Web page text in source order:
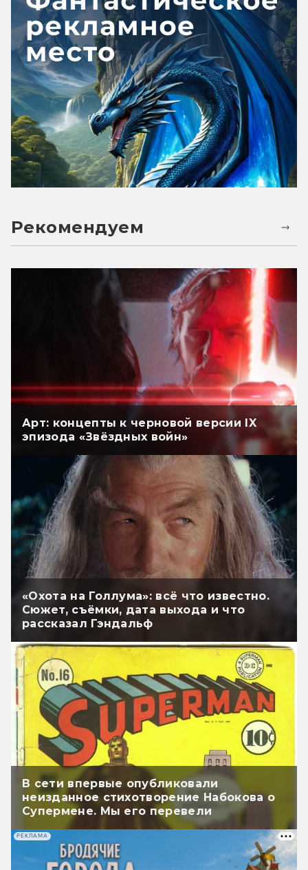
Рекомендуем
Арт: концепты к черновой версии IX
эпизода «Звёздных войн»
«Охота на Голлума»: всё что известно.
Сюжет, съёмки, дата выхода и что
рассказал Гэндальф
В сети впервые опубликовали
неизданное стихотворение Набокова о
Супермене. Мы его перевели
РЕКЛАМА